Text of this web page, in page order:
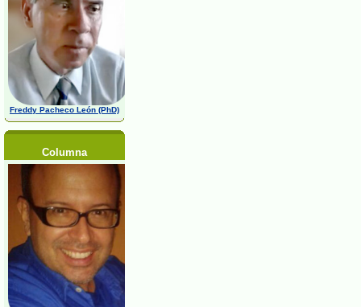
Freddy Pacheco León (PhD)
Columna